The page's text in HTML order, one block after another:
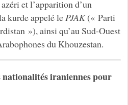
et l’apparition d’un
kurde appelé le PJAK(« Parti
»), ainsi qu’au Sud-Ouest
du Khouzestan.
nationalités iraniennes pour